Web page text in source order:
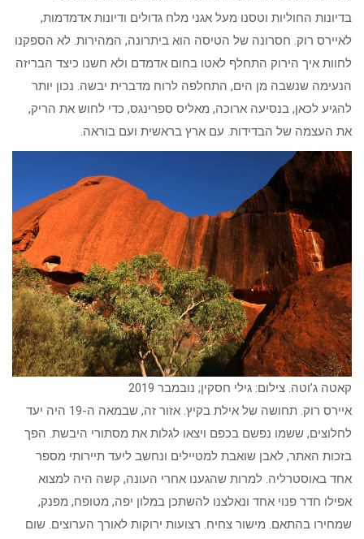
בדיונות החוליות וטסנו מעל אגני מלח גדולים ודיונות אדמדמות,
לאיירס רוק. חסרונה של הטיסה הוא ביתרונה, המהירות. לא הספקנו
לחוות איך הירוק התחלף לאטו בחום אדמדם ולא חשנו כיצד הבריזה
הנעימה שנשבה מן הים, התחלפה לרוח מדברית יבשה. נכון יותר
להגיע לכאן, בנסיעה ארוכה, מאליס ספרינגס, כדי לחוש את הריק,
את העצמה של הבדידות. עם ארץ בראשית ועם בוראה.
קאטה ג’וטה. צילום: גילי חסקין; נובמבר 2019
איירס רוק. תחושה של אילת בקיץ. אזור זה, שבמאה ה-19 היה יעד
לחלוצים, ששמו נפשם בכפם ויצאו לגלות את מסתורי היבשת. הפך
בזכות האתר, לאבן שואבת למטיילים ונחשב ליעד תיירותי מספר
אחד באוסטרליה. למרות שהגענו אחרי העונה, קשה היה למצוא
אפילו חדר פנוי אחד ונאלצנו להשתכן במלון יפה, מטופח, מפנק,
שמחירו בהתאם. מישור צחיח. רצועות ירוקות לאורך הערוצים. שום